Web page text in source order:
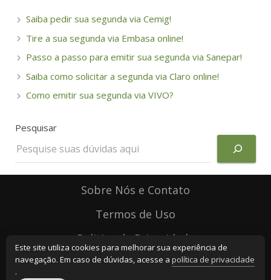
Saiba pedir sua segunda via Cemig!
Tire a sua segunda via Embasa online!
Passo a passo para emitir sua segunda via Sanepar!
Saiba como solicitar a segunda via Claro online!
Como emitir sua segunda via VIVO?
Pesquisar
Sobre Nós e Contato
Termos de Uso
Politica de Privacidade
Este site utiliza cookies para melhorar sua experiência de
navegação. Em caso de dúvidas, acesse a política de privacidade
.